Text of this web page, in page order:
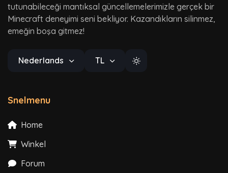
tutunabileceği mantıksal güncellemelerimizle gerçek bir
Minecraft deneyimi seni bekliyor. Kazandıkların silinmez,
emeğin boşa gitmez!
Nederlands TL
Snelmenu
Home
Winkel
Forum